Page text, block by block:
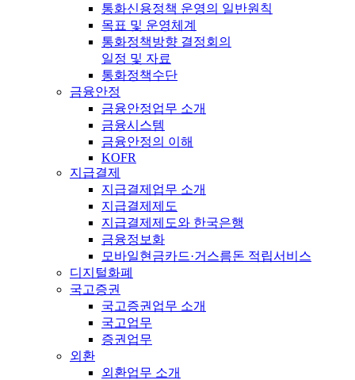
통화신용정책 운영의 일반원칙
목표 및 운영체계
통화정책방향 결정회의
일정 및 자료
통화정책수단
금융안정
금융안정업무 소개
금융시스템
금융안정의 이해
KOFR
지급결제
지급결제업무 소개
지급결제제도
지급결제제도와 한국은행
금융정보화
모바일현금카드·거스름돈 적립서비스
디지털화폐
국고증권
국고증권업무 소개
국고업무
증권업무
외환
외환업무 소개